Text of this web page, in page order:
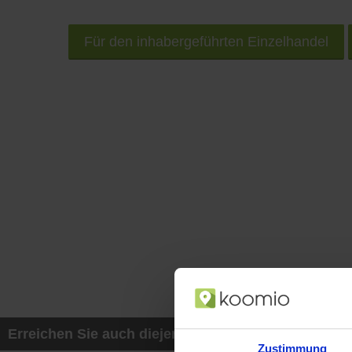
Zustimmung
Für den inhabergeführten Einzelhandel
Erreichen Sie auch diejenigen Kunden, die mit